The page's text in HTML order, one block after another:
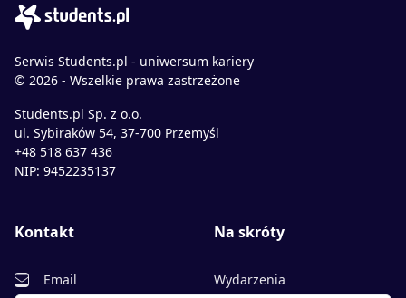
Serwis Students.pl - uniwersum kariery
© 2026 - Wszelkie prawa zastrzeżone
Students.pl Sp. z o.o.
ul. Sybiraków 54, 37-700 Przemyśl
+48 518 637 436
NIP: 9452235137
Kontakt
Email
Na skróty
Wydarzenia